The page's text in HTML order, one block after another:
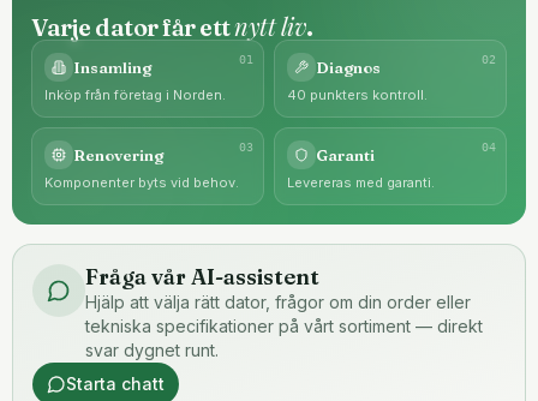
Varje dator får ettnytt liv.
01
Insamling
Inköp från företag i Norden.
02
Diagnos
40 punkters kontroll.
03
Renovering
Komponenter byts vid behov.
04
Garanti
Levereras med garanti.
Fråga vår AI-assistent
Hjälp att välja rätt dator, frågor om din order eller
tekniska specifikationer på vårt sortiment — direkt
svar dygnet runt.
Starta chatt